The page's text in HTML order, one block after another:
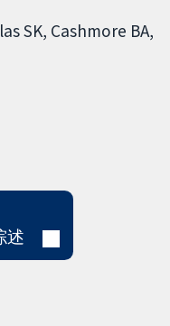
SK Cashmore BA
述